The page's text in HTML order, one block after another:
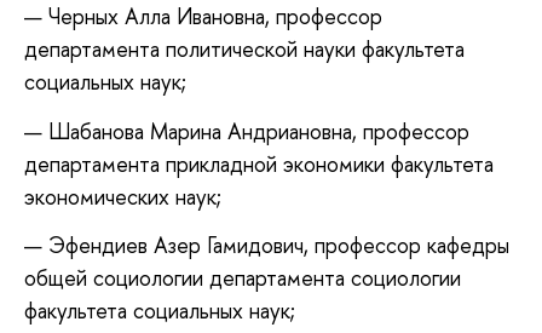
Черных Алла Ивановна, профессор
департамента политической науки факультета
социальных наук;
Шабанова Марина Андриановна, профессор
департамента прикладной экономики факультета
экономических наук;
Эфендиев Азер Гамидович, профессор кафедры
общей социологии департамента социологии
факультета социальных наук;